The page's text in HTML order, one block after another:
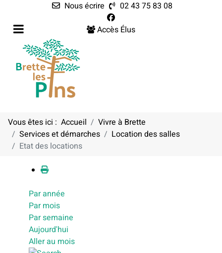
Nous écrire
02 43 75 83 08
Accès Élus
Vous êtes ici : Accueil
Vivre à Brette
Services et démarches
Location des salles
Etat des locations
Calendrier
Par année
Par mois
Par semaine
Aujourd'hui
Aller au mois